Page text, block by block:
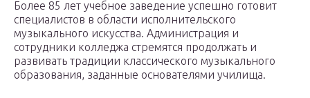
Более 85 лет учебное заведение успешно готовит
специалистов в области исполнительского
музыкального искусства. Администрация и
сотрудники колледжа стремятся продолжать и
развивать традиции классического музыкального
образования, заданные основателями училища.